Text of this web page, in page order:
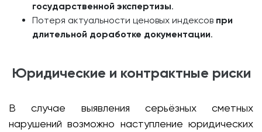
государственной экспертизы.
Потеря актуальности ценовых индексов при
длительной доработке документации.
Юридические и контрактные риски
В случае выявления серьёзных сметных
нарушений возможно наступление юридических